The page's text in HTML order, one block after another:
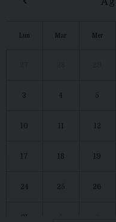
Lun Mar Mer
3 4 5
10 11 12
17 18 19
24 25 26
31